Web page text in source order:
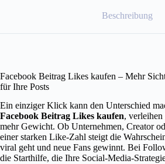
Beschreibung
Facebook Beitrag Likes kaufen – Mehr
für Ihre Posts
Ein einziger Klick kann den Unterschied
Facebook Beitrag Likes kaufen,
mehr Gewicht. Ob Unternehmen, Creator
einer starken Like-Zahl steigt die
viral geht und neue Fans gewinnt. Bei
die Starthilfe, die Ihre Social-Media-